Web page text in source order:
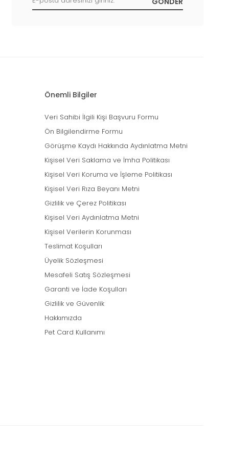
ölçülerini mutlaka kontrol etmelisiniz.
alışkanlığı kazanması için de önemlidir.
özelliklerine göre değişiklik göstermektedir. Her
güvenle satın alabilirsiniz.
Önemli Bilgiler
Veri Sahibi İlgili Kişi Başvuru Formu
Ön Bilgilendirme Formu
Görüşme Kaydı Hakkında Aydınlatma Metni
Kişisel Veri Saklama ve İmha Politikası
Kişisel Veri Koruma ve İşleme Politikası
Kişisel Veri Rıza Beyanı Metni
Gizlilik ve Çerez Politikası
Kişisel Veri Aydınlatma Metni
Kişisel Verilerin Korunması
Teslimat Koşulları
Üyelik Sözleşmesi
Mesafeli Satış Sözleşmesi
Garanti ve İade Koşulları
Gizlilik ve Güvenlik
Hakkımızda
Pet Card Kullanımı